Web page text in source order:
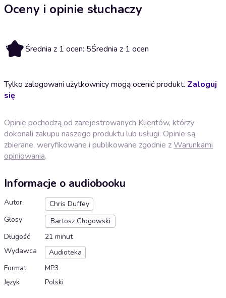
Oceny i opinie słuchaczy
5 Średnia z 1 ocen: 5Średnia z 1 ocen
Tylko zalogowani użytkownicy mogą ocenić produkt. Zaloguj
się
Opinie pochodzą od zarejestrowanych Klientów, którzy
dokonali zakupu naszego produktu lub usługi. Opinie są
zbierane, weryfikowane i publikowane zgodnie zWarunkami
opiniowania.
Informacje o audiobooku
Autor
Chris Duffey
Głosy
Bartosz Głogowski
Długość
21 minut
Wydawca
Audioteka
Format
MP3
Język
Polski